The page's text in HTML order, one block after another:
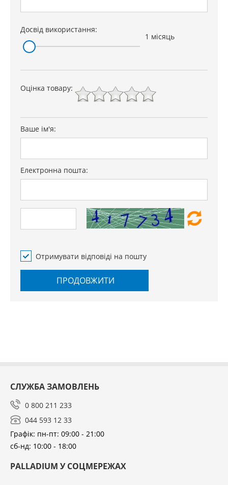
Досвід використання:
1 місяць
Оцінка товару:
Ваше ім'я:
Електронна пошта:
Отримувати відповіді на пошту
ПРОДОВЖИТИ
СЛУЖБА ЗАМОВЛЕНЬ
0 800 211 233
044 593 12 33
Графік: пн-пт: 09:00 - 21:00
сб-нд: 10:00 - 18:00
PALLADIUM У СОЦМЕРЕЖАХ